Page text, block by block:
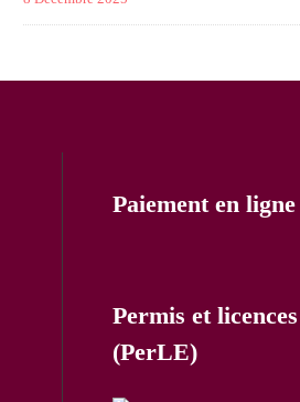
Paiement en ligne
Permis et licences
(PerLE)